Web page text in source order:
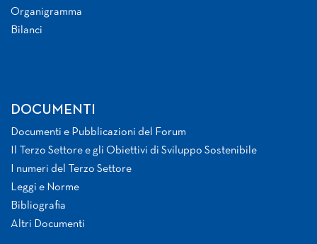
Organigramma
Bilanci
DOCUMENTI
Documenti e Pubblicazioni del Forum
Il Terzo Settore e gli Obiettivi di Sviluppo Sostenibile
I numeri del Terzo Settore
Leggi e Norme
Bibliografia
Altri Documenti